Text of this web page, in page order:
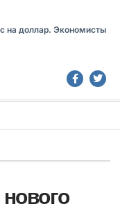
на доллар. Экономисты